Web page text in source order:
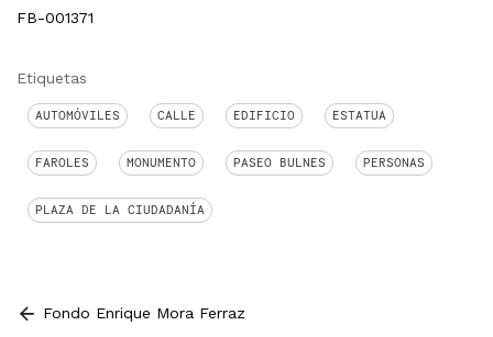
FB-001371
Etiquetas
AUTOMÓVILES CALLE EDIFICIO ESTATUA
FAROLES MONUMENTO PASEO BULNES PERSONAS
PLAZA DE LA CIUDADANÍA
Fondo Enrique Mora Ferraz